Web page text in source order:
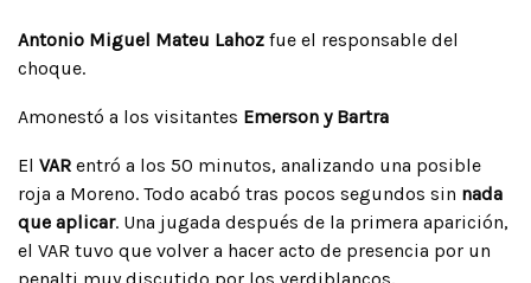
Antonio Miguel Mateu Lahoz fue el responsable del
choque.
Amonestó a los visitantes Emerson y Bartra
El VAR entró a los 50 minutos, analizando una posible
roja a Moreno. Todo acabó tras pocos segundos sin nada
que aplicar. Una jugada después de la primera aparición,
el VAR tuvo que volver a hacer acto de presencia por un